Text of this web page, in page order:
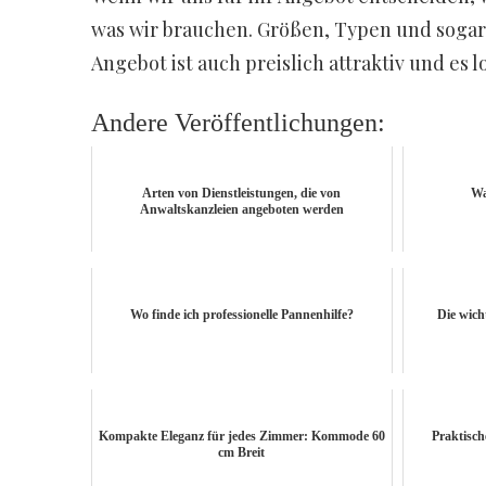
was wir brauchen. Größen, Typen und
Angebot ist auch preislich attraktiv und es
Andere Veröffentlichungen:
Arten von Dienstleistungen, die von
Anwaltskanzleien angeboten werden
Wo finde ich professionelle Pannenhilfe? Die
Kompakte Eleganz für jedes Zimmer: Kommode 60
cm Breit